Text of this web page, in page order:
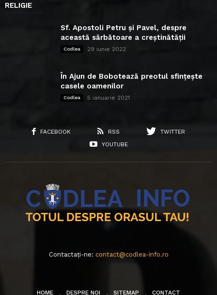
RELIGIE
Sf. Apostoli Petru și Pavel, despre
această sărbătoare a creștinătății
Codlea 29 iunie 2022
În Ajun de Bobotează preotul sfințește
casele oamenilor
Codlea 5 ianuarie 2021
FACEBOOK RSS
TWITTER
YOUTUBE
Contactați-ne: contact@codlea-info.ro
HOME DESPRE NOI SITEMAP CONTACT